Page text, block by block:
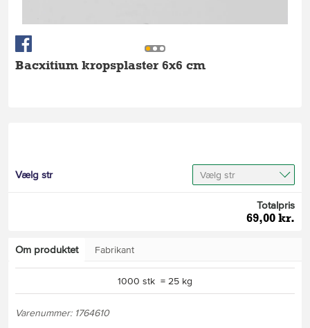
Bacxitium kropsplaster 6x6 cm
Vælg str Vælg str
Totalpris
69,00 kr.
Om produktet Fabrikant
1000 stk = 25 kg
Varenummer: 1764610